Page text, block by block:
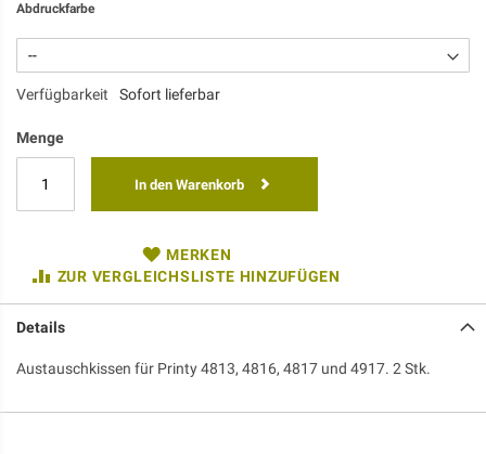
Abdruckfarbe
Verfügbarkeit Sofort lieferbar
Menge
In den Warenkorb
MERKEN
ZUR VERGLEICHSLISTE HINZUFÜGEN
Details
Austauschkissen für Printy 4813, 4816, 4817 und 4917. 2 Stk.